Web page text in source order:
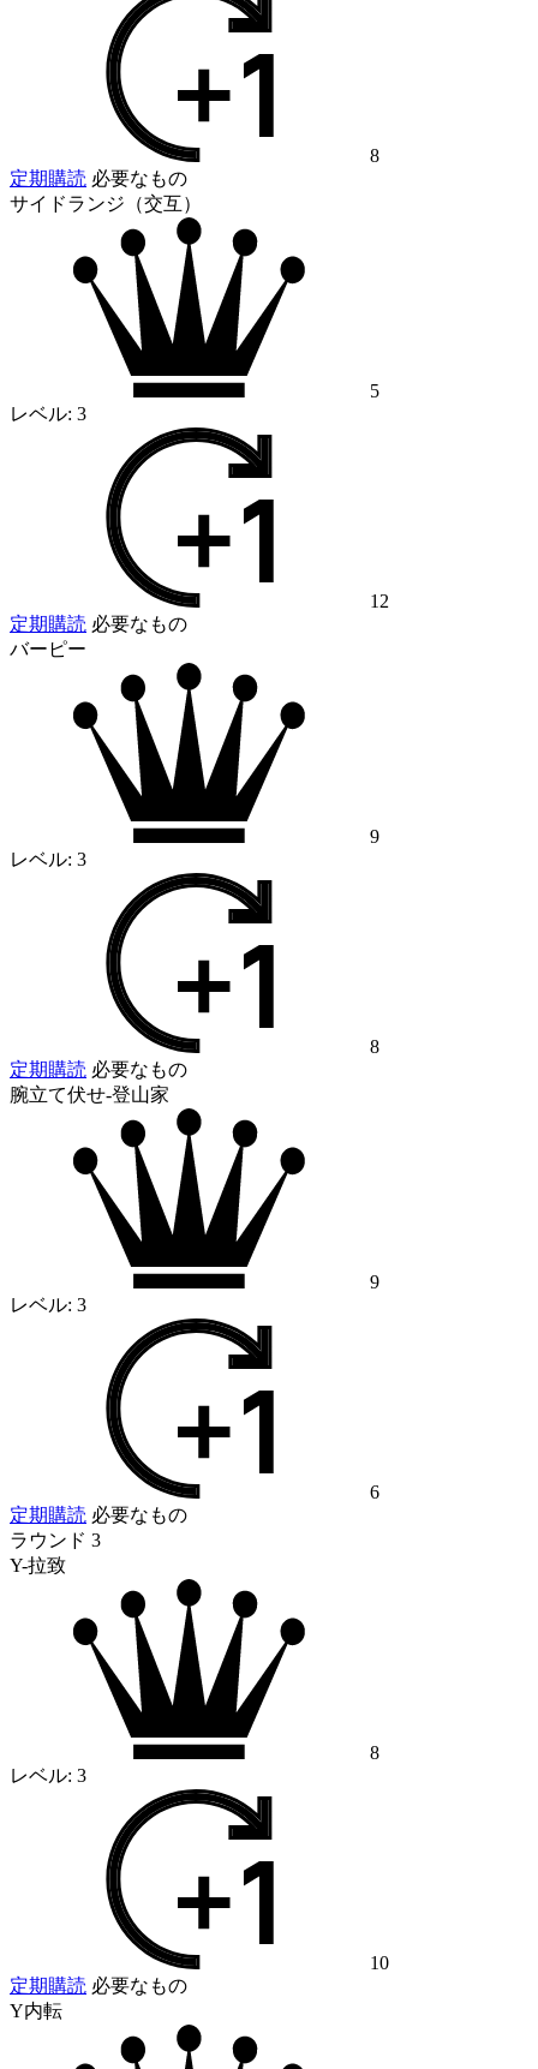
8
定期購読 必要なもの
サイドランジ（交互）
5
レベル: 3
12
定期購読 必要なもの
バーピー
9
レベル: 3
8
定期購読 必要なもの
腕立て伏せ-登山家
9
レベル: 3
6
定期購読 必要なもの
ラウンド 3
Y-拉致
8
レベル: 3
10
定期購読 必要なもの
Y内転